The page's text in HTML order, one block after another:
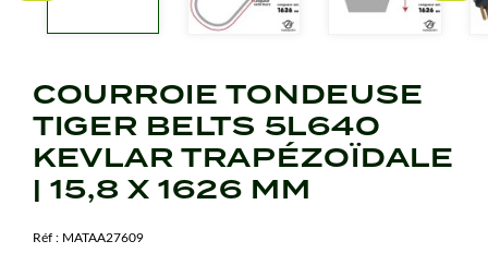
COURROIE TONDEUSE
TIGER BELTS 5L640
KEVLAR TRAPÉZOÏDALE
| 15,8 X 1626 MM
Réf : MATAA27609